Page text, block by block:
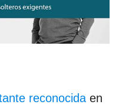
reconocida en